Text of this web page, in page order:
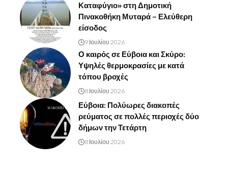
Καταφύγιο» στη Δημοτική
Πινακοθήκη Μυταρά – Ελεύθερη
είσοδος
9 Ιουλίου 2026
Ο καιρός σε Εύβοια και Σκύρο:
Υψηλές θερμοκρασίες με κατά
τόπου βροχές
8 Ιουλίου 2026
Εύβοια: Πολύωρες διακοπές
ρεύματος σε πολλές περιοχές δύο
δήμων την Τετάρτη
8 Ιουλίου 2026